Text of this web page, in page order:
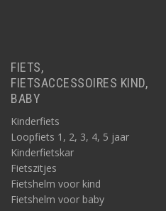
FIETS,
FIETSACCESSOIRES KIND,
BABY
Kinderfiets
Loopfiets 1, 2, 3, 4, 5 jaar
Kinderfietskar
Fietszitjes
Fietshelm voor kind
Fietshelm voor baby